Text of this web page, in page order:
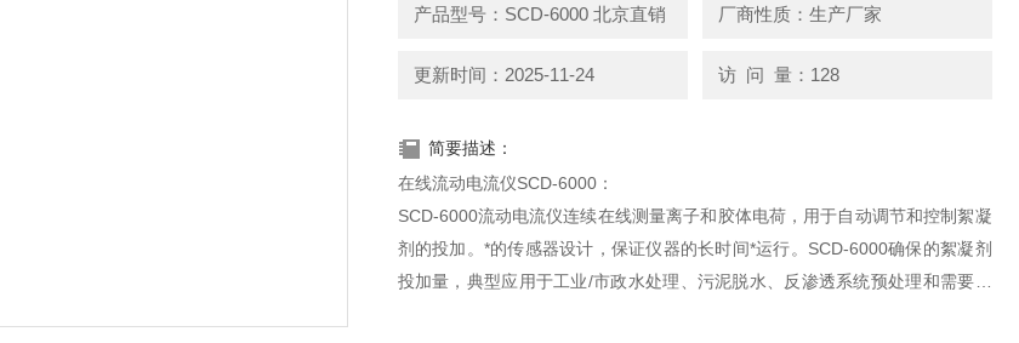
产品型号：SCD-6000 北京直销 厂商性质：生产厂家
更新时间：2025-11-24 访 问 量：128
简要描述：
在线流动电流仪SCD-6000：
SCD-6000流动电流仪连续在线测量离子和胶体电荷，用于自动调节和控制絮凝
剂的投加。*的传感器设计，保证仪器的长时间*运行。SCD-6000确保的絮凝剂
投加量，典型应用于工业/市政水处理、污泥脱水、反渗透系统预处理和需要投